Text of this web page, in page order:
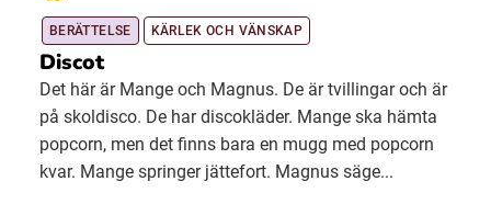
BERÄTTELSE KÄRLEK OCH VÄNSKAP
Discot
Det här är Mange och Magnus. De är tvillingar och är
på skoldisco. De har discokläder. Mange ska hämta
popcorn, men det finns bara en mugg med popcorn
kvar. Mange springer jättefort. Magnus säge...